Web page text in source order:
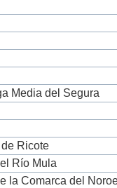
Media del Segura
Ricote
Río Mula
la Comarca del